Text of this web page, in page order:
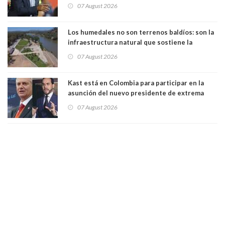
07 August 2026
Los humedales no son terrenos baldíos: son la
infraestructura natural que sostiene la
07 August 2026
Kast está en Colombia para participar en la
asunción del nuevo presidente de extrema
07 August 2026